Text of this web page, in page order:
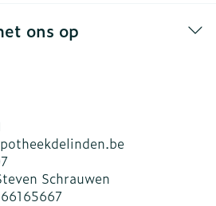
ons op
Schrauwen